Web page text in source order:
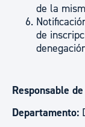
de la
de
Responsable
Departamento: